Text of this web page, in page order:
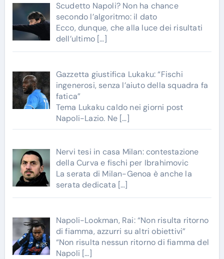
Scudetto Napoli? Non ha chance
secondo l’algoritmo: il dato
Ecco, dunque, che alla luce dei risultati
dell’ultimo […]
Gazzetta giustifica Lukaku: “Fischi
ingenerosi, senza l’aiuto della squadra fa
fatica”
Tema Lukaku caldo nei giorni post
Napoli-Lazio. Ne […]
Nervi tesi in casa Milan: contestazione
della Curva e fischi per Ibrahimovic
La serata di Milan-Genoa è anche la
serata dedicata […]
Napoli-Lookman, Rai: “Non risulta ritorno
di fiamma, azzurri su altri obiettivi”
“Non risulta nessun ritorno di fiamma del
Napoli […]